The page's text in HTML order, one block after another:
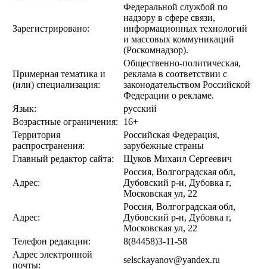
Зарегистрировано:
Федеральной службой по
надзору в сфере связи,
информационных технологий
и массовых коммуникаций
(Роскомнадзор).
Примерная тематика и
(или) специализация:
Общественно-политическая,
реклама в соответствии с
законодательством Российской
Федерации о рекламе.
Язык:
русский
Возрастные ограничения:
16+
Территория
распространения:
Российская Федерация,
зарубежные страны
Главный редактор сайта:
Щуков Михаил Сергеевич
Адрес:
Россия, Волгоградская обл,
Дубовский р-н, Дубовка г,
Московская ул, 22
Адрес:
Россия, Волгоградская обл,
Дубовский р-н, Дубовка г,
Московская ул, 22
Телефон редакции:
8(84458)3-11-58
Адрес электронной
почты:
selsckayanov@yandex.ru